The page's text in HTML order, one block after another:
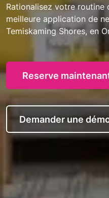
Rationalisez votre routine
meilleure application de
Temiskaming Shores, en
Reserve
Demander une